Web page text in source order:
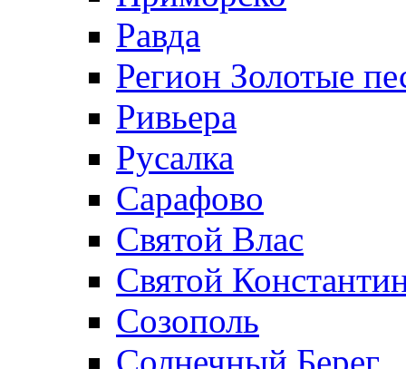
Равда
Регион Золотые
Ривьера
Русалка
Сарафово
Святой Влас
Святой
Созополь
Солнечный Берег